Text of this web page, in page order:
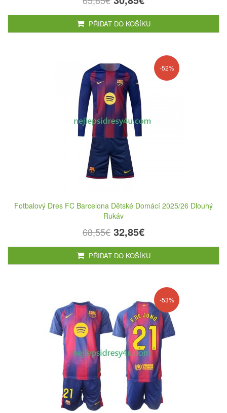
PŘIDAT DO KOŠÍKU
-52%
Fotbalový Dres FC Barcelona Dětské Domácí 2025/26 Dlouhý
Rukáv
68,55€ 32,85€
PŘIDAT DO KOŠÍKU
-53%